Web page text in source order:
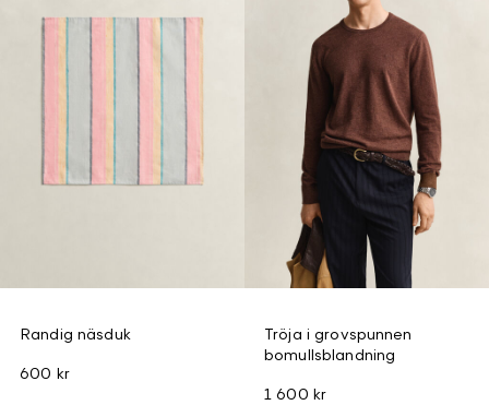
Randig näsduk
600 kr
Tröja i grovspunnen
bomullsblandning
1 600 kr